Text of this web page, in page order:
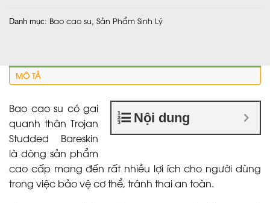
Danh mục: Bao cao su Sản Phẩm Sinh Lý
MÔ TẢ
Nội dung
Bao cao su có gai
quanh thân Trojan
Studded Bareskin
là dòng sản phẩm
cao cấp mang đến rất nhiều lợi ích cho người dùng
trong việc bảo vệ cơ thể, tránh thai an toàn.